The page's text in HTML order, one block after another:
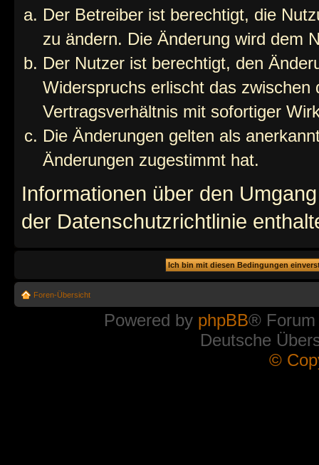
Der Betreiber ist berechtigt, die
zu ändern. Die Änderung wird dem
Der Nutzer ist berechtigt, den
Widerspruchs erlischt das
Vertragsverhältnis mit sofortiger
Die Änderungen gelten als
Änderungen zugestimmt hat.
Informationen über den
der Datenschutzrichtlinie
Foren-Übersicht
Powered by phpBB®
Deutsche
©